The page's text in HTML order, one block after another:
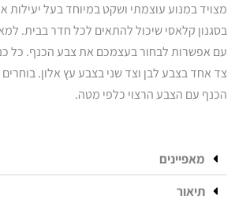
מצויד במנוע עוצמתי ושקט במיוחד בעל יעילות
בסגנון קלאסי שיכול להתאים לכל חדר בבית.
עם אפשרות לבחור בעצמכם את צבע הכנף. כל
צד אחד בצבע לבן וצד שני בצבע עץ אלון.
הכנף עם הצבע הרצוי כלפי מטה.
מאפיינים
תיאור